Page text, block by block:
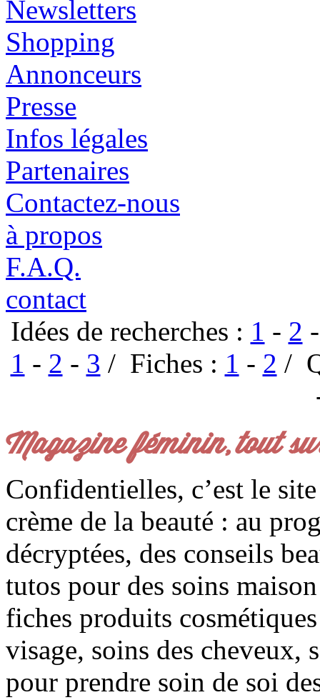
Newsletters
Shopping
Annonceurs
Presse
Infos légales
Partenaires
Contactez-nous
à propos
F.A.Q.
contact
Idées de recherches : 1 - 2
1 - 2 - 3 / Fiches : 1 - 2 /
Magazine féminin, tout
Confidentielles, c’est le
crème de la beauté : au
décryptées, des conseils
tutos pour des soins
fiches produits
visage, soins des cheveux,
pour prendre soin de soi